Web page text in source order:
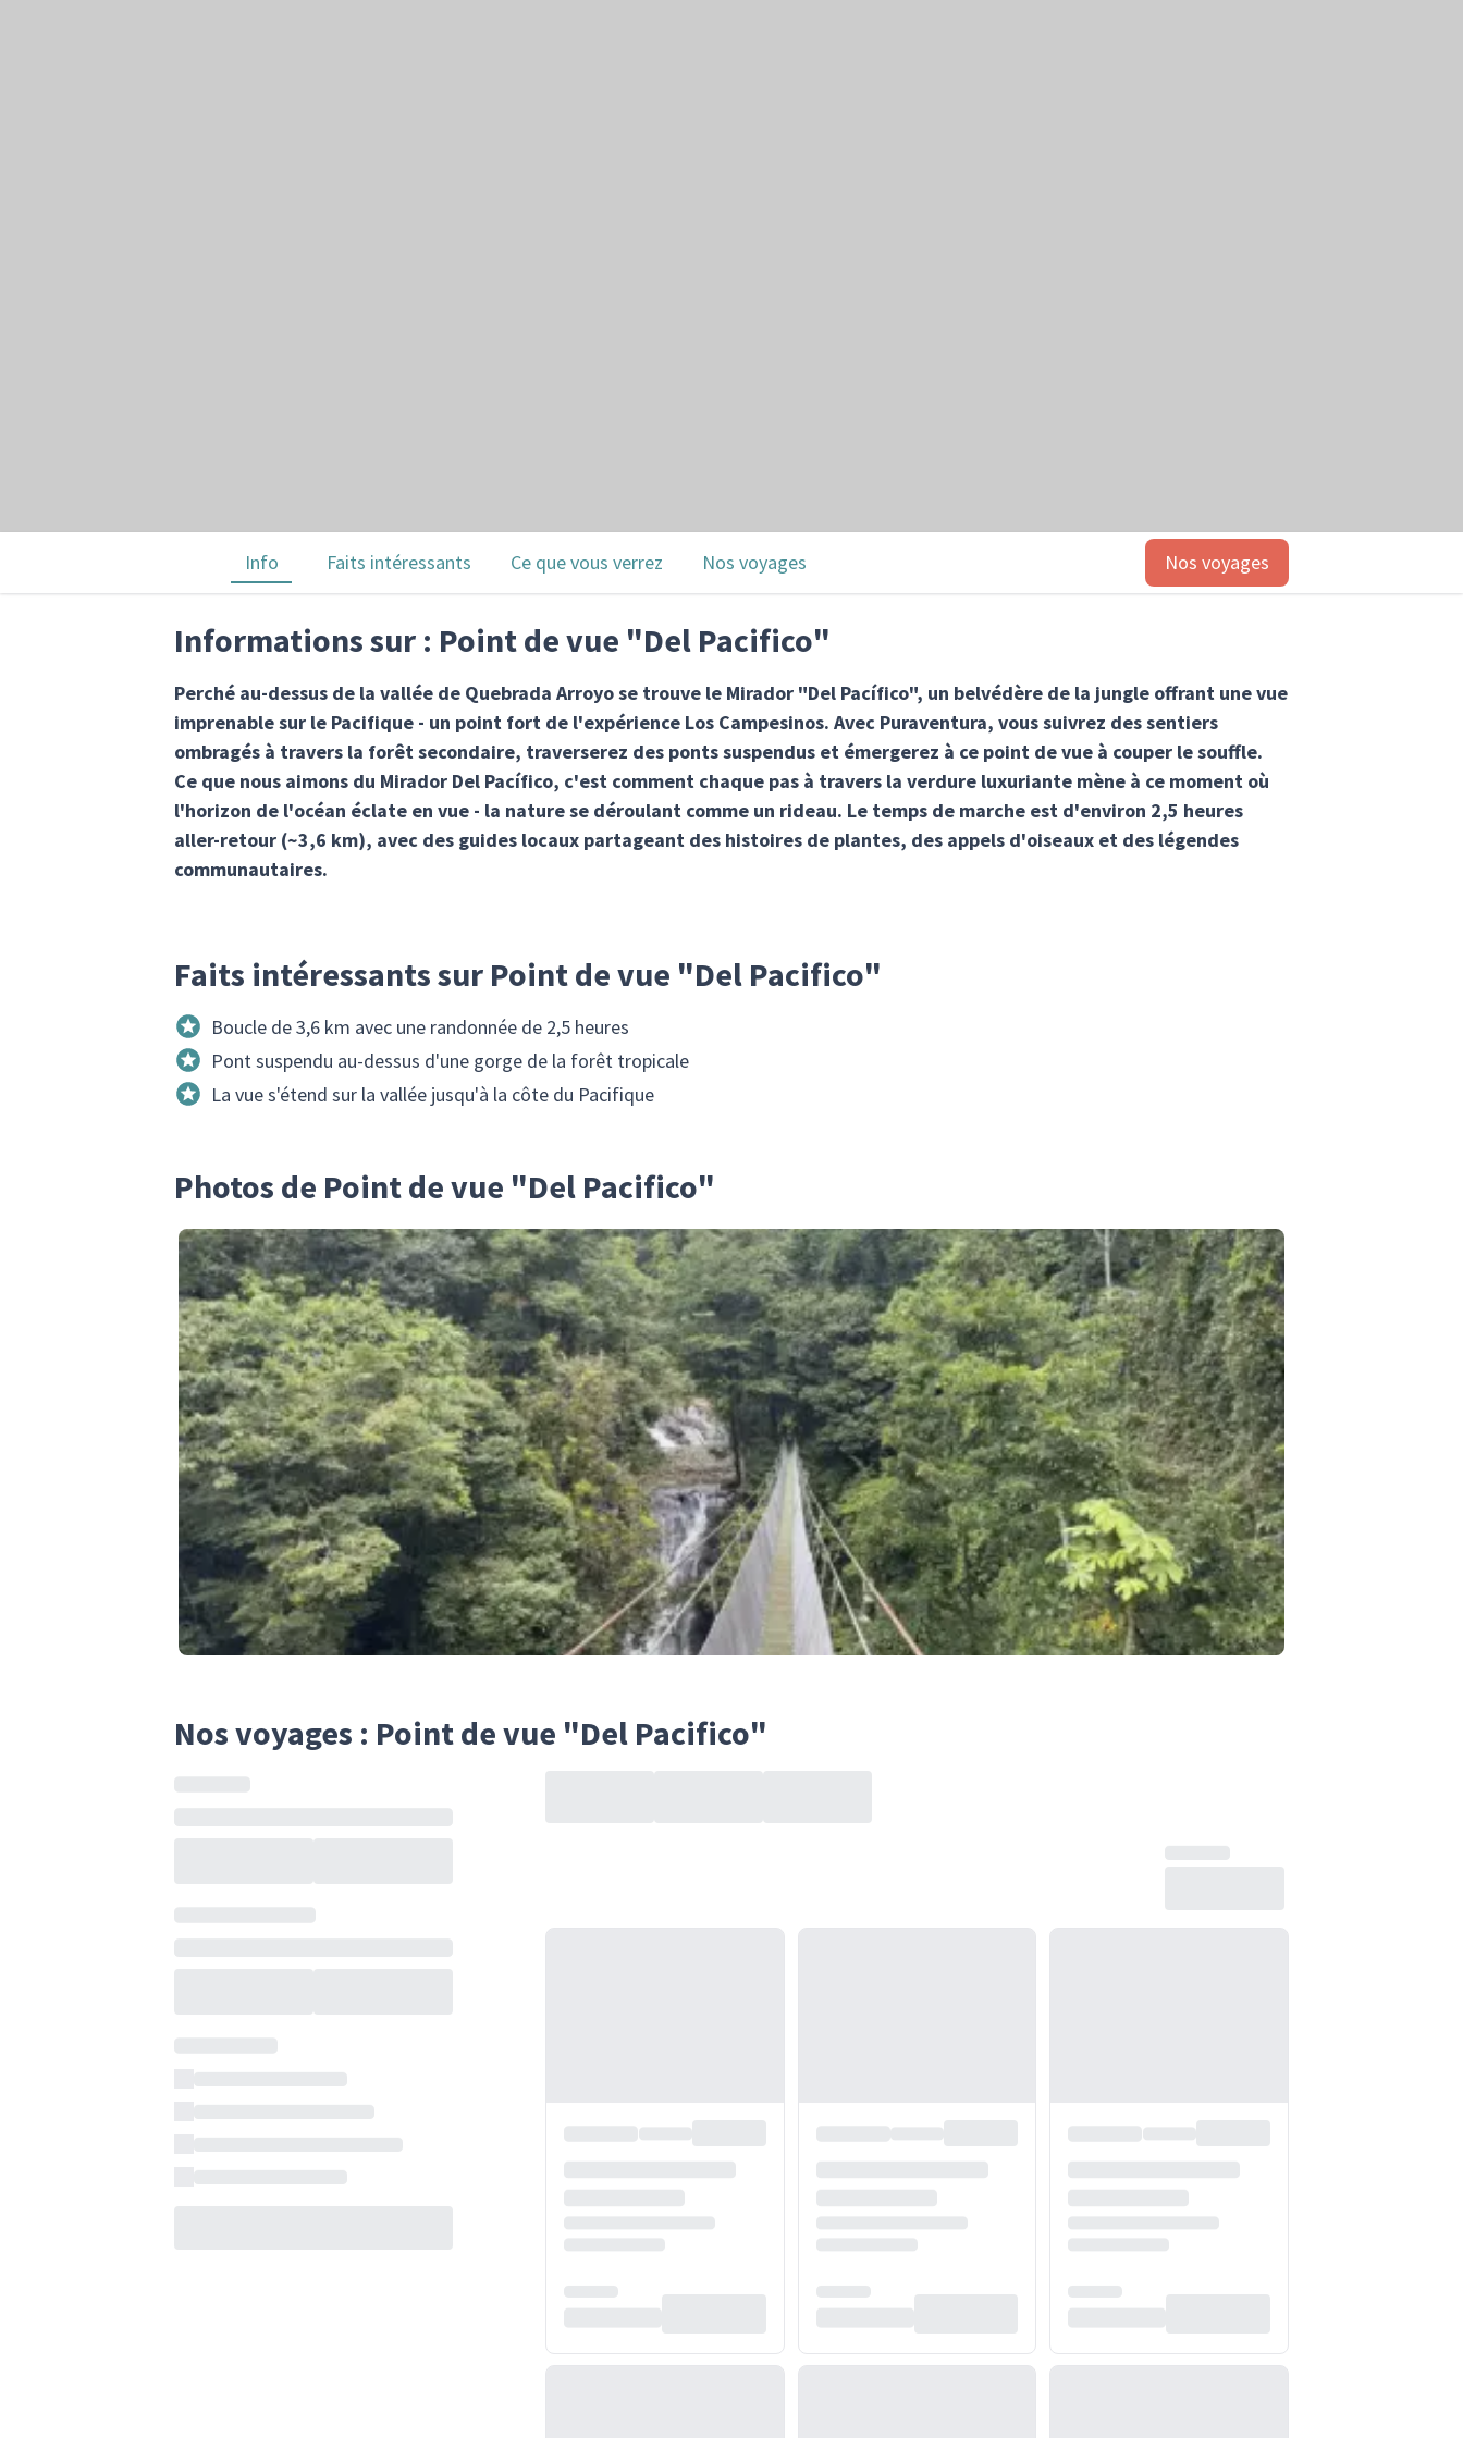
Info Faits intéressants Ce que vous verrez Nos voyages Nos voyages
Informations sur : Point de vue "Del Pacifico"
Perché au-dessus de la vallée de Quebrada Arroyo se trouve le Mirador "Del Pacífico", un belvédère de la jungle offrant une vue
imprenable sur le Pacifique - un point fort de l'expérience Los Campesinos. Avec Puraventura, vous suivrez des sentiers
ombragés à travers la forêt secondaire, traverserez des ponts suspendus et émergerez à ce point de vue à couper le souffle.
Ce que nous aimons du Mirador Del Pacífico, c'est comment chaque pas à travers la verdure luxuriante mène à ce moment où
l'horizon de l'océan éclate en vue - la nature se déroulant comme un rideau. Le temps de marche est d'environ 2,5 heures
aller-retour (~3,6 km), avec des guides locaux partageant des histoires de plantes, des appels d'oiseaux et des légendes
communautaires.
Faits intéressants sur Point de vue "Del Pacifico"
Boucle de 3,6 km avec une randonnée de 2,5 heures
Pont suspendu au-dessus d'une gorge de la forêt tropicale
La vue s'étend sur la vallée jusqu'à la côte du Pacifique
Photos de Point de vue "Del Pacifico"
Nos voyages : Point de vue "Del Pacifico"